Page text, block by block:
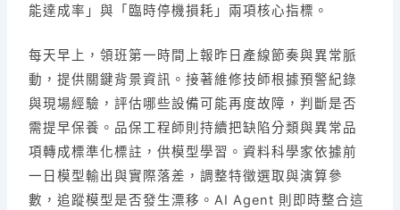
能達成率」與「臨時停機損耗」兩項核心指標。
每天早上，領班第一時間上報昨日產線節奏與異常脈
動，提供關鍵背景資訊。接著維修技師根據預警紀錄
與現場經驗，評估哪些設備可能再度故障，判斷是否
需提早保養。品保工程師則持續把缺陷分類與異常品
項轉成標準化標註，供模型學習。資料科學家依據前
一日模型輸出與實際落差，調整特徵選取與演算參
數，追蹤模型是否發生漂移。AI Agent 則即時整合這